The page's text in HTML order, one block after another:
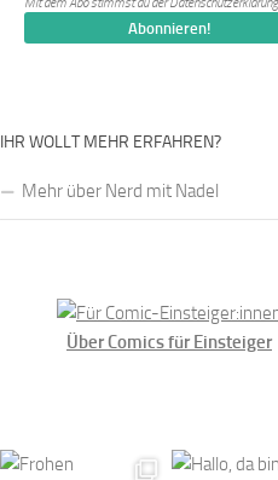
Mit dem Abo stimmst du derDatenschutzerklärung
IHR WOLLT MEHR ERFAHREN?
Mehr über Nerd mit Nadel
Über Comics für Einsteiger